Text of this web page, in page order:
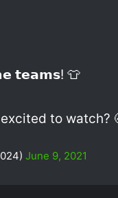
𝘁𝗲𝗮𝗺𝘀! 👕
to watch?
June 9, 2021